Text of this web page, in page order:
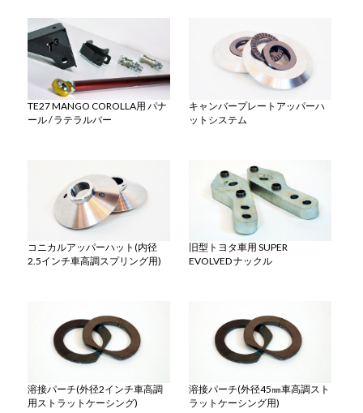
TE27 MANGO COROLLA用 パナ
ール / ラテラルバー
キャンバープレートアッパーハ
ットシステム
コニカルアッパーハット(内径
2.5インチ車高調スプリング用)
旧型トヨタ車用 SUPER
EVOLVED ナックル
溶接パーチ(外径2インチ車高調
用ストラットケーシング)
溶接パーチ(外径45㎜車高調スト
ラットケーシング用)